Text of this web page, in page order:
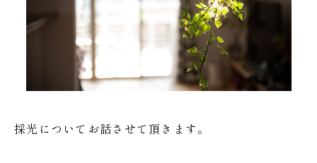
採光についてお話させて頂きます。